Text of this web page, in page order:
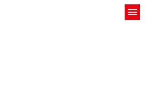
menu